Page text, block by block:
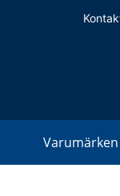
Varumärken